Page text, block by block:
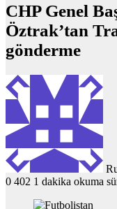
CHP Genel
Öztrak’tan
gönderme
0 402 1 dakika okuma